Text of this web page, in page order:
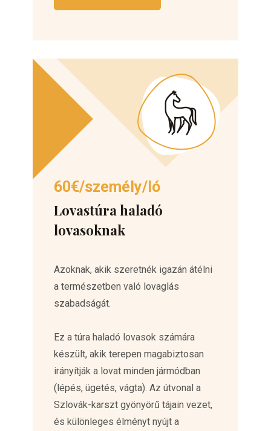
60€/személy/ló
Lovastúra haladó
lovasoknak
Azoknak, akik szeretnék igazán átélni
a természetben való lovaglás
szabadságát.
Ez a túra haladó lovasok számára
készült, akik terepen magabiztosan
irányítják a lovat minden jármódban
(lépés, ügetés, vágta). Az útvonal a
Szlovák-karszt gyönyörű tájain vezet,
és különleges élményt nyújt a